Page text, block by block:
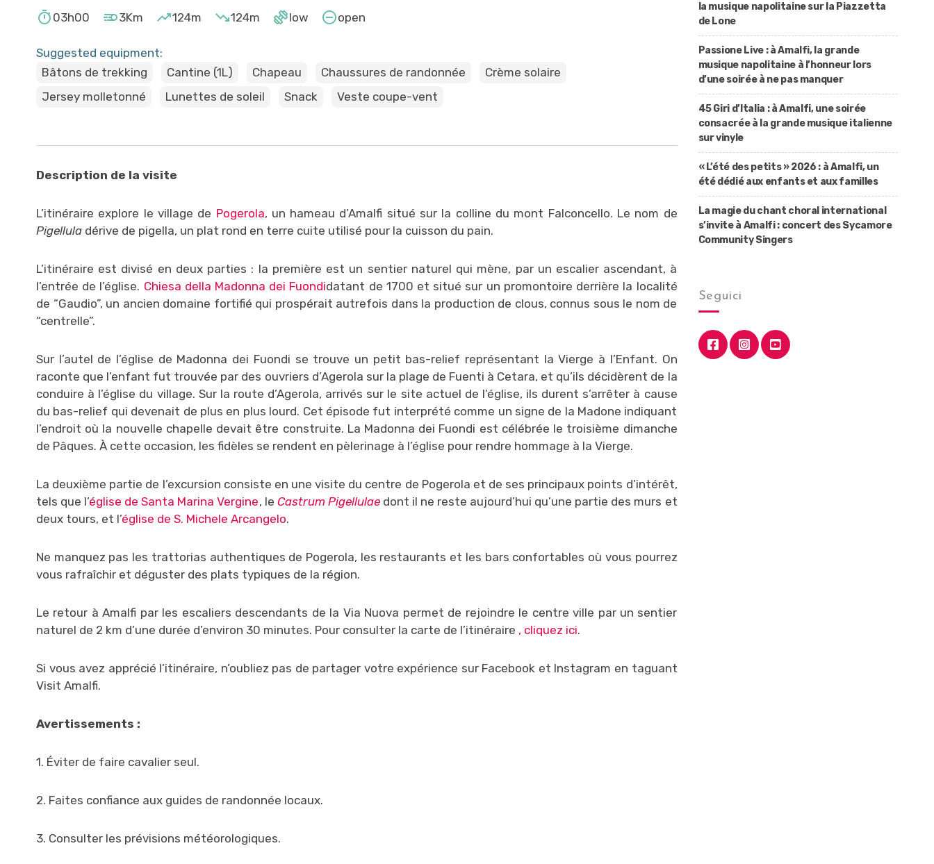
 03h00 3Km 124m 124m low open
Suggested equipment:
Bâtons de trekking
Cantine (1L) Chapeau Chaussures de randonnée
Crème solaire
Jersey molletonné
Lunettes de soleil Snack Veste coupe-vent
Description de la visite
L’itinéraire explore le village de Pogerola, un hameau d’Amalfi situé sur la colline du mont Falconcello. Le nom de
Pigellula dérive de pigella, un plat rond en terre cuite utilisé pour la cuisson du pain.
L’itinéraire est divisé en deux parties : la première est un sentier naturel qui mène, par un escalier ascendant, à
l’entrée de l’église. Chiesa della Madonna dei Fuondidatant de 1700 et situé sur un promontoire derrière la localité
de “Gaudio”, un ancien domaine fortifié qui prospérait autrefois dans la production de clous, connus sous le nom de
“centrelle”.
Sur l’autel de l’église de Madonna dei Fuondi se trouve un petit bas-relief représentant la Vierge à l’Enfant. On
raconte que l’enfant fut trouvée par des ouvriers d’Agerola sur la plage de Fuenti à Cetara, et qu’ils décidèrent de la
conduire à l’église du village. Sur la route d’Agerola, arrivés sur le site actuel de l’église, ils durent s’arrêter à cause
du bas-relief qui devenait de plus en plus lourd. Cet épisode fut interprété comme un signe de la Madone indiquant
l’endroit où la nouvelle chapelle devait être construite. La Madonna dei Fuondi est célébrée le troisième dimanche
de Pâques. À cette occasion, les fidèles se rendent en pèlerinage à l’église pour rendre hommage à la Vierge.
La deuxième partie de l’excursion consiste en une visite du centre de Pogerola et de ses principaux points d’intérêt,
tels que l’église de Santa Marina Vergine, le Castrum Pigellulaedont il ne reste aujourd’hui qu’une partie des murs et
deux tours, et l’église de S. Michele Arcangelo.
Ne manquez pas les trattorias authentiques de Pogerola, les restaurants et les bars confortables où vous pourrez
vous rafraîchir et déguster des plats typiques de la région.
Le retour à Amalfi par les escaliers descendants de la Via Nuova permet de rejoindre le centre ville par un sentier
naturel de 2 km d’une durée d’environ 30 minutes. Pour consulter la carte de l’itinéraire , cliquez ici.
Si vous avez apprécié l’itinéraire, n’oubliez pas de partager votre expérience sur Facebook et Instagram en taguant
Visit Amalfi.
Avertissements :
1. Éviter de faire cavalier seul.
2. Faites confiance aux guides de randonnée locaux.
3. Consulter les prévisions météorologiques.
la musique napolitaine sur la Piazzetta
de Lone
Passione Live : à Amalfi, la grande
musique napolitaine à l’honneur lors
d’une soirée à ne pas manquer
45 Giri d’Italia : à Amalfi, une soirée
consacrée à la grande musique italienne
sur vinyle
« L’été des petits » 2026 : à Amalfi, un
été dédié aux enfants et aux familles
La magie du chant choral international
s’invite à Amalfi : concert des Sycamore
Community Singers
Seguici